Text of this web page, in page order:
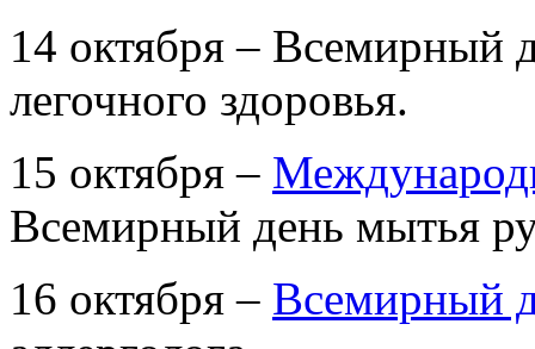
14 октября – Всемирный
легочного здоровья.
15 октября –
Всемирный день мытья
16 октября – Всемирный